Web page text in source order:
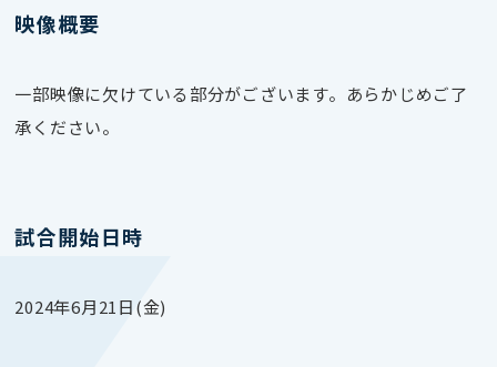
映像概要
一部映像に欠けている部分がございます。あらかじめご了
承ください。
試合開始日時
2024年6月21日(金)